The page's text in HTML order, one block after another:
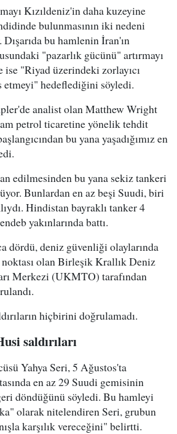
Kızıldeniz'in daha kuzeyine
bulunmasının iki nedeni
bu hamlenin İran'ın
"pazarlık gücünü" artırmayı
ise "Riyad üzerindeki zorlayıcı
etmeyi" hedeflediğini söyledi.
analist olan Matthew Wright
petrol ticaretine yönelik tehdit
bu yana yaşadığımız en
edilmesinden bu yana sekiz tankeri
Bunlardan en az beşi Suudi, biri
Hindistan bayraklı tanker 4
yakınlarında battı.
dördü, deniz güvenliği olaylarında
noktası olan Birleşik Krallık Deniz
Merkezi (UKMTO) tarafından
hiçbirini doğrulamadı.
saldırıları
Yahya Seri, 5 Ağustos'ta
en az 29 Suudi gemisinin
döndüğünü söyledi. Bu hamleyi
olarak nitelendiren Seri, grubun
karşılık vereceğini" belirtti.